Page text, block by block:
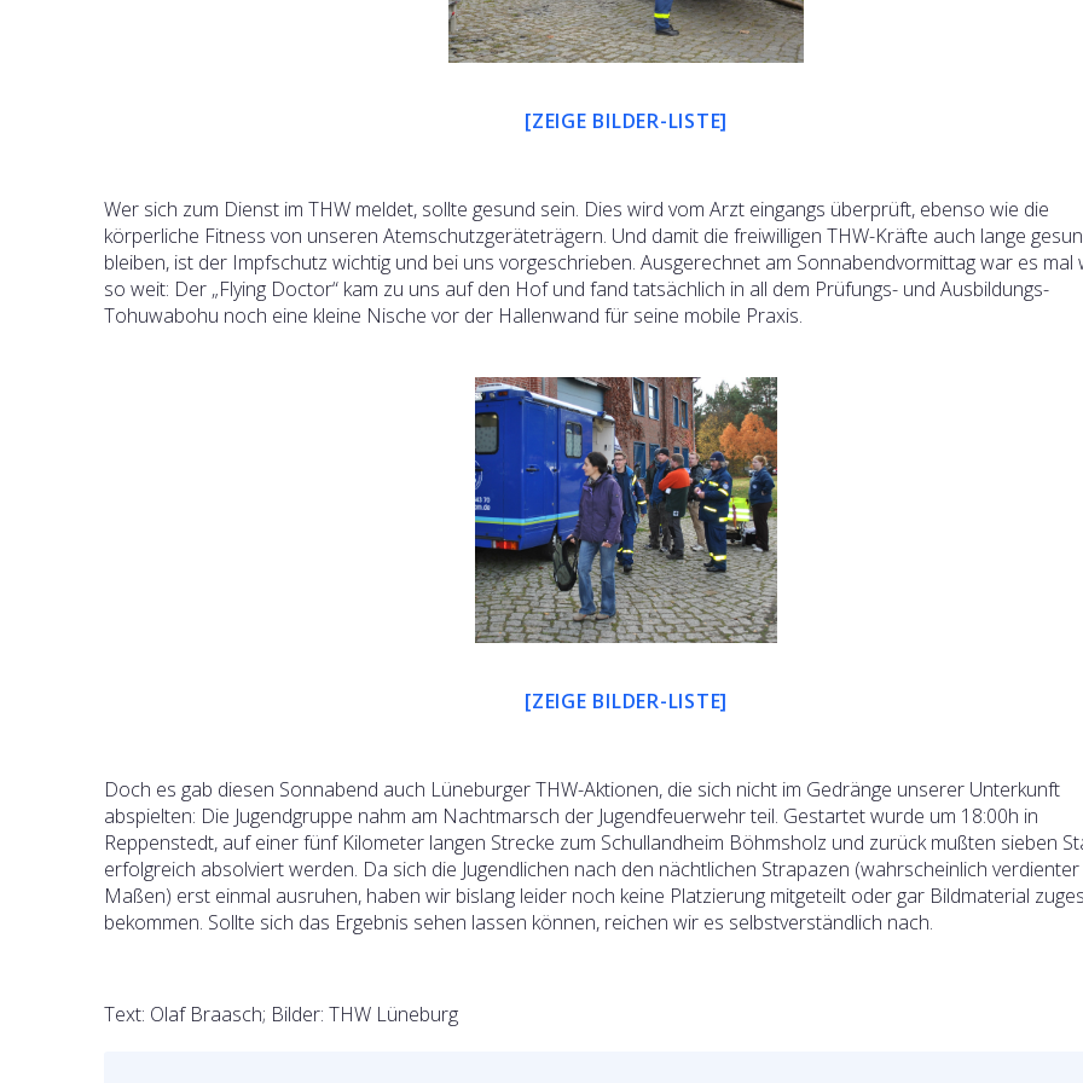
[ZEIGE BILDER-LISTE]
Wer sich zum Dienst im THW meldet, sollte gesund sein. Dies wird vom Arzt eingangs überprüft, ebenso wie die
körperliche Fitness von unseren Atemschutzgeräteträgern. Und damit die freiwilligen THW-Kräfte auch lange
bleiben, ist der Impfschutz wichtig und bei uns vorgeschrieben. Ausgerechnet am Sonnabendvormittag war es mal
so weit: Der „Flying Doctor“ kam zu uns auf den Hof und fand tatsächlich in all dem Prüfungs- und Ausbildungs-
Tohuwabohu noch eine kleine Nische vor der Hallenwand für seine mobile Praxis.
[ZEIGE BILDER-LISTE]
Doch es gab diesen Sonnabend auch Lüneburger THW-Aktionen, die sich nicht im Gedränge unserer Unterkunft
abspielten: Die Jugendgruppe nahm am Nachtmarsch der Jugendfeuerwehr teil. Gestartet wurde um 18:00h in
Reppenstedt, auf einer fünf Kilometer langen Strecke zum Schullandheim Böhmsholz und zurück mußten sieben
erfolgreich absolviert werden. Da sich die Jugendlichen nach den nächtlichen Strapazen (wahrscheinlich verdienter
Maßen) erst einmal ausruhen, haben wir bislang leider noch keine Platzierung mitgeteilt oder gar Bildmaterial
bekommen. Sollte sich das Ergebnis sehen lassen können, reichen wir es selbstverständlich nach.
Text: Olaf Braasch; Bilder: THW Lüneburg